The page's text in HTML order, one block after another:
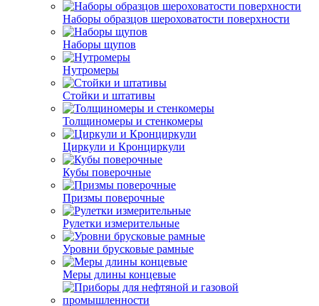
Наборы образцов шероховатости поверхности
Наборы щупов
Нутромеры
Стойки и штативы
Толщиномеры и стенкомеры
Циркули и Кронциркули
Кубы поверочные
Призмы поверочные
Рулетки измерительные
Уровни брусковые рамные
Меры длины концевые